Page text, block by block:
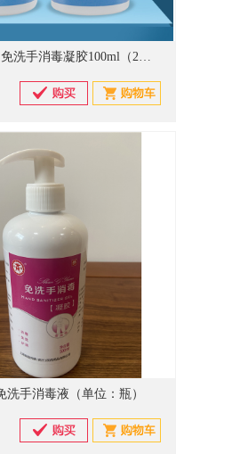
六鹤 YM005 免洗手消毒凝胶100ml（2瓶装）75%酒精速干 单位：套
洗手消毒液（单位：瓶）